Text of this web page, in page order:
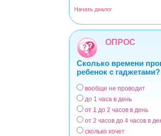
Начать диалог
ОПРОС
Сколько времени
ребенок с гаджетами?
Варианты
вообще не проводит
до 1 часа в день
от 1 до 2 часов в день
от 2 часов до 4 часов в
сколько хочет